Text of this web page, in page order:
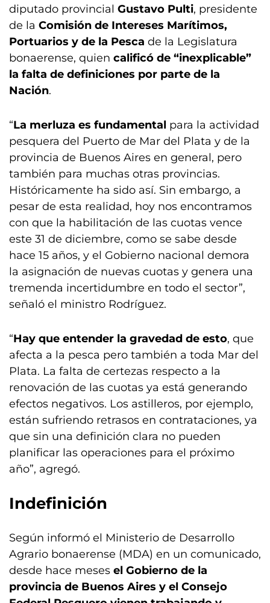
diputado provincial Gustavo Pulti, presidente
de la Comisión de Intereses Marítimos,
Portuarios y de la Pesca de la Legislatura
bonaerense, quien calificó de “inexplicable”
la falta de definiciones por parte de la
Nación.
“La merluza es fundamental para la actividad
pesquera del Puerto de Mar del Plata y de la
provincia de Buenos Aires en general, pero
también para muchas otras provincias.
Históricamente ha sido así. Sin embargo, a
pesar de esta realidad, hoy nos encontramos
con que la habilitación de las cuotas vence
este 31 de diciembre, como se sabe desde
hace 15 años, y el Gobierno nacional demora
la asignación de nuevas cuotas y genera una
tremenda incertidumbre en todo el sector”,
señaló el ministro Rodríguez.
“Hay que entender la gravedad de esto, que
afecta a la pesca pero también a toda Mar del
Plata. La falta de certezas respecto a la
renovación de las cuotas ya está generando
efectos negativos. Los astilleros, por ejemplo,
están sufriendo retrasos en contrataciones, ya
que sin una definición clara no pueden
planificar las operaciones para el próximo
año”, agregó.
Indefinición
Según informó el Ministerio de Desarrollo
Agrario bonaerense (MDA) en un comunicado,
desde hace meses el Gobierno de la
provincia de Buenos Aires y el Consejo